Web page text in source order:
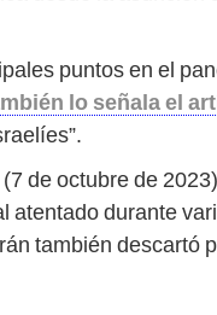
puntos en el
lo señala el
de octubre de
atentado durante
también descartó